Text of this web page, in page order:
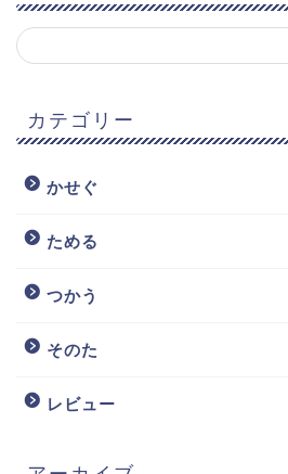
カテゴリー
かせぐ
ためる
つかう
そのた
レビュー